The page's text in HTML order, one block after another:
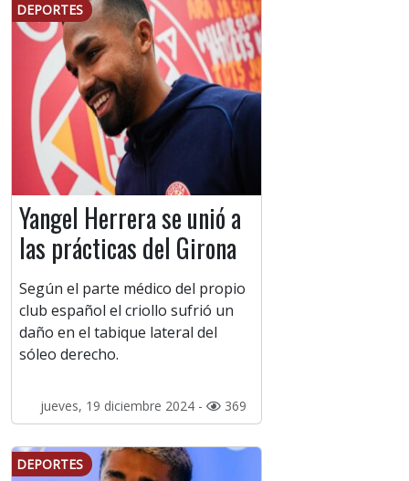
DEPORTES
Yangel Herrera se unió a
las prácticas del Girona
Según el parte médico del propio
club español el criollo sufrió un
daño en el tabique lateral del
sóleo derecho.
jueves, 19 diciembre 2024 - 369
DEPORTES